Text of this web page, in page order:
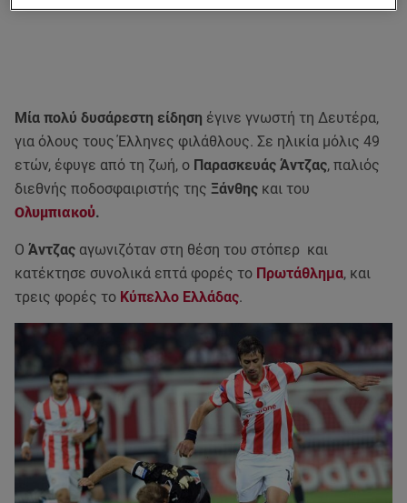
Μία πολύ δυσάρεστη είδηση έγινε γνωστή τη Δευτέρα,
για όλους τους Έλληνες φιλάθλους. Σε ηλικία μόλις 49
ετών, έφυγε από τη ζωή, ο Παρασκευάς Άντζας, παλιός
διεθνής ποδοσφαιριστής της Ξάνθης και του
Ολυμπιακού.
Ο Άντζας αγωνιζόταν στη θέση του στόπερ και
κατέκτησε συνολικά επτά φορές το Πρωτάθλημα, και
τρεις φορές το Κύπελλο Ελλάδας.